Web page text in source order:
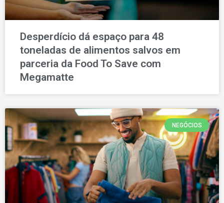
Desperdício dá espaço para 48
toneladas de alimentos salvos em
parceria da Food To Save com
Megamatte
NEGÓCIOS